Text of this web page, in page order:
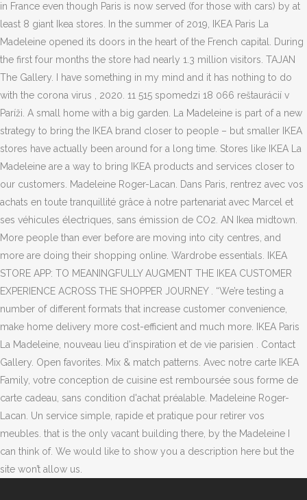
in France even though Paris is now served (for those with cars) by at
least 8 giant Ikea stores. In the summer of 2019, IKEA Paris La
Madeleine opened its doors in the heart of the French capital. During
the first four months the store had nearly 1.3 million visitors. TAJAN
The Gallery. I have something in my mind and it has nothing to do
with the corona virus , 2020. 11 515 spomedzi 18 066 reštaurácií v
Paríži. A small home with a big garden. La Madeleine is part of a new
strategy to bring the IKEA brand closer to people – but smaller IKEA
stores have actually been around for a long time. Stores like IKEA La
Madeleine are a way to bring IKEA products and services closer to
our customers. Madeleine Roger-Lacan. Dans Paris, rentrez avec vos
achats en toute tranquillité grâce à notre partenariat avec Marcel et
ses véhicules électriques, sans émission de CO2. AN Ikea midtown.
More people than ever before are moving into city centres, and
more are doing their shopping online. Wardrobe essentials. IKEA
STORE APP: TO MEANINGFULLY AUGMENT THE IKEA CUSTOMER
EXPERIENCE ACROSS THE SHOPPER JOURNEY . “We’re testing a
number of different formats that increase customer convenience,
make home delivery more cost-efficient and much more. IKEA Paris
La Madeleine, nouveau lieu d'inspiration et de vie parisien . Contact
Gallery. Open favorites. Mix & match patterns. Avec notre carte IKEA
Family, votre conception de cuisine est remboursée sous forme de
carte cadeau, sans condition d'achat préalable. Madeleine Roger-
Lacan. Un service simple, rapide et pratique pour retirer vos
meubles. that is the only vacant building there, by the Madeleine I
can think of. We would like to show you a description here but the
site won’t allow us.